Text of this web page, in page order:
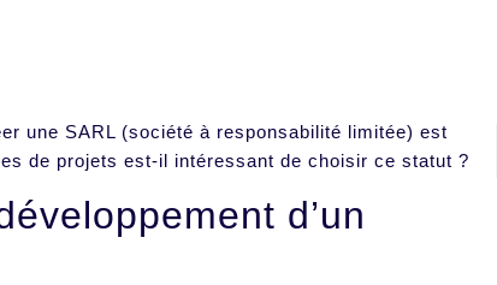
une SARL (société à responsabilité limitée) est
de projets est-il intéressant de choisir ce statut ?
d’un